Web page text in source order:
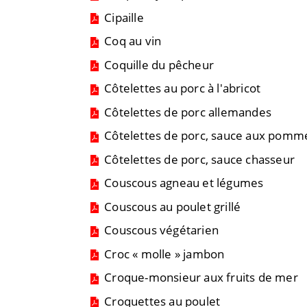
Cipaille
Coq au vin
Coquille du pêcheur
Côtelettes au porc à l'abricot
Côtelettes de porc allemandes
Côtelettes de porc, sauce aux
Côtelettes de porc, sauce chasseur
Couscous agneau et légumes
Couscous au poulet grillé
Couscous végétarien
Croc « molle » jambon
Croque-monsieur aux fruits de mer
Croquettes au poulet